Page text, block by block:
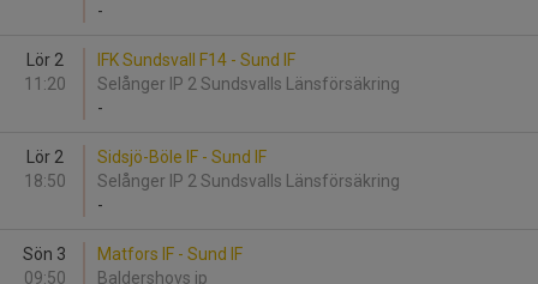
-
Lör 2
11:20
IFK Sundsvall F14 - Sund IF
Selånger IP 2 Sundsvalls Länsförsäkring
-
Lör 2
18:50
Sidsjö-Böle IF - Sund IF
Selånger IP 2 Sundsvalls Länsförsäkring
-
Sön 3
09:50
Matfors IF - Sund IF
Baldershovs ip